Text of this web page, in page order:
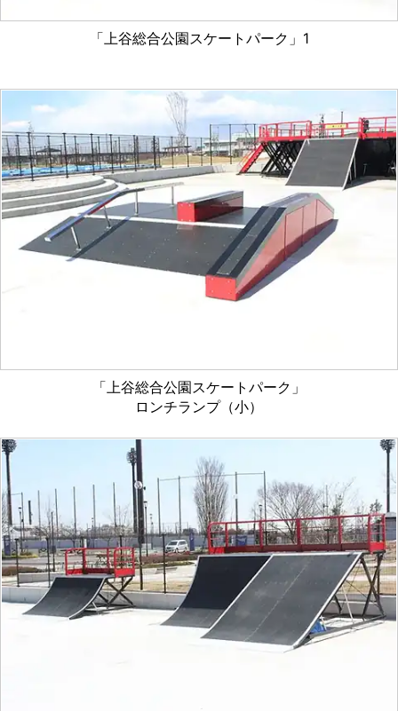
「上谷総合公園スケートパーク」1
「上谷総合公園スケートパーク」
ロンチランプ（小）